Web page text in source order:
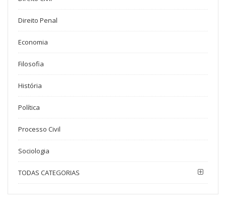
Direito Penal
Economia
Filosofia
História
Política
Processo Civil
Sociologia
TODAS CATEGORIAS